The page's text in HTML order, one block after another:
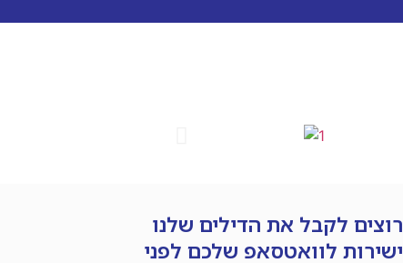
רוצים לקבל את הדילים שלנו
ישירות לוואטסאפ שלכם לפני